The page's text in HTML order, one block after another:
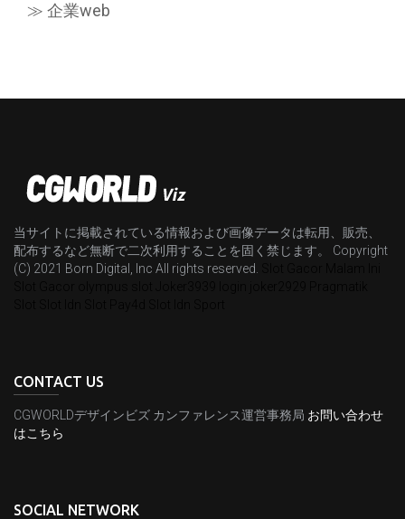
≫ 企業web
当サイトに掲載されている情報および画像データは転用、販売、
配布するなど無断で二次利用することを固く禁じます。 Copyright
(C) 2021 Born Digital, Inc All rights reserved.
CONTACT US
CGWORLDデザインビズ カンファレンス運営事務局 お問い合わせ
はこちら
SOCIAL NETWORK